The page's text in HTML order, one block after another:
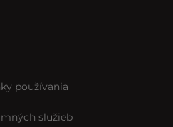
používania
služieb